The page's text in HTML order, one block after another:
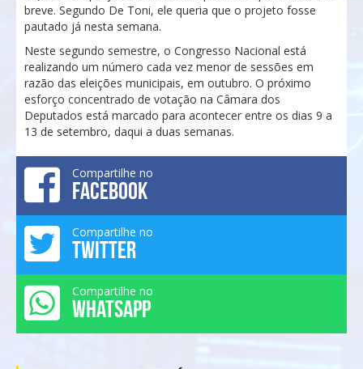
breve. Segundo De Toni, ele queria que o projeto fosse
pautado já nesta semana.
Neste segundo semestre, o Congresso Nacional está
realizando um número cada vez menor de sessões em
razão das eleições municipais, em outubro. O próximo
esforço concentrado de votação na Câmara dos
Deputados está marcado para acontecer entre os dias 9 a
13 de setembro, daqui a duas semanas.
Compartilhe no
FACEBOOK
Compartilhe no
TWITTER
Compartilhe no
WHATSAPP